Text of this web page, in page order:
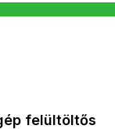
felültöltős